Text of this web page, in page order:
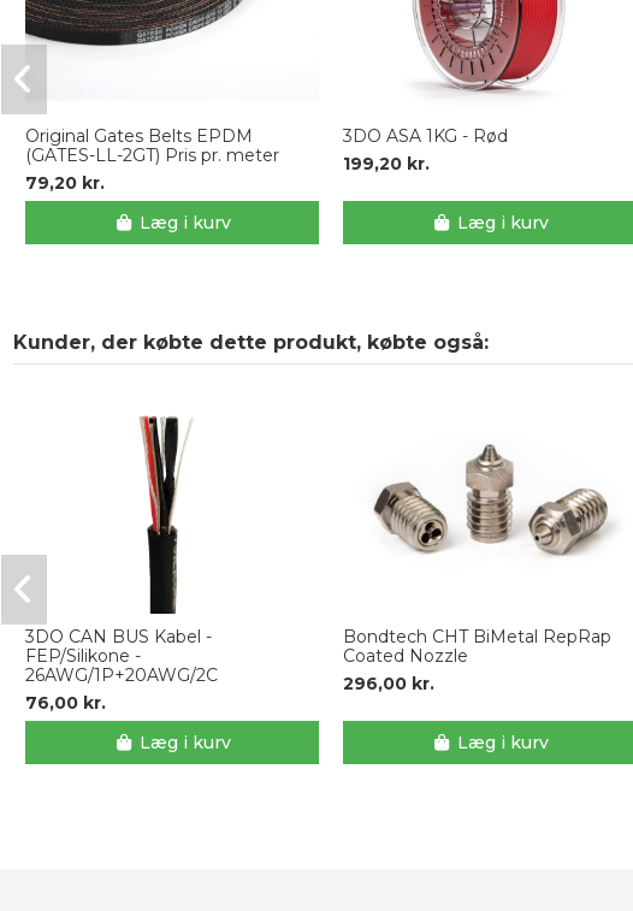
Original Gates Belts EPDM
(GATES-LL-2GT) Pris pr. meter
79,20 kr.
Læg i kurv
3DO ASA 1KG - Rød
199,20 kr.
Læg i kurv
Kunder, der købte dette produkt, købte også:
3DO CAN BUS Kabel -
FEP/Silikone -
26AWG/1P+20AWG/2C
76,00 kr.
Læg i kurv
Bondtech CHT BiMetal RepRap
Coated Nozzle
296,00 kr.
Læg i kurv